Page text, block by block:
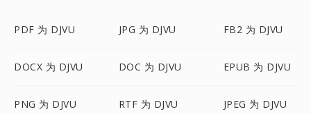
PDF 为 DJVU JPG 为 DJVU FB2 为 DJVU
DOCX 为 DJVU DOC 为 DJVU EPUB 为 DJVU
PNG 为 DJVU RTF 为 DJVU JPEG 为 DJVU